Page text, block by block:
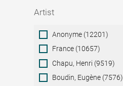
Artist
ArtistAnonyme (12201)
France (10657)
Chapu, Henri (9519)
Boudin, Eugène (7576)